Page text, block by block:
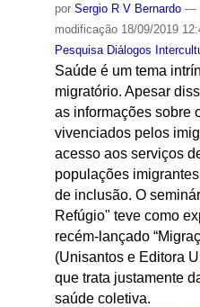
por Sergio R V Bernardo —
modificação18/09/2019
Pesquisa Diálogos
Saúde é um tema
migratório. Apesar
as informações sobre
vivenciados pelos
acesso aos serviços
populações
de inclusão. O
Refúgio" teve como
recém-lançado
(Unisantos e Editora
que trata justamente
saúde coletiva.